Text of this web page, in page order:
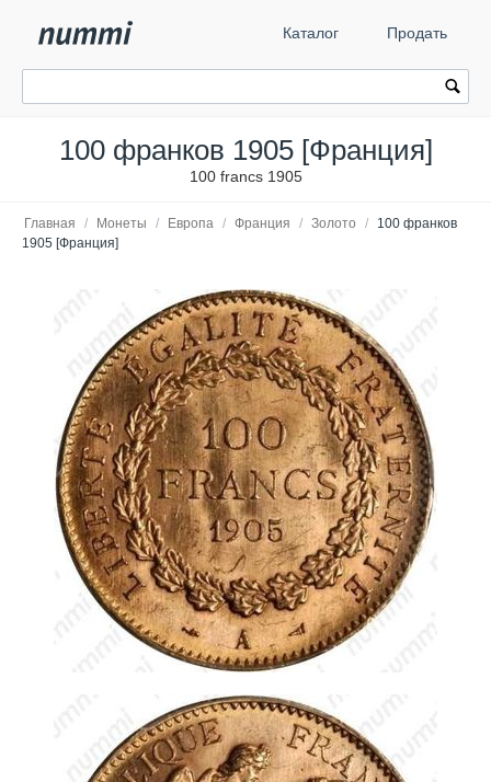
Каталог Продать
100 франков 1905 [Франция]
100 francs 1905
Главная / Монеты / Европа / Франция / Золото /
100 франков
1905 [Франция]